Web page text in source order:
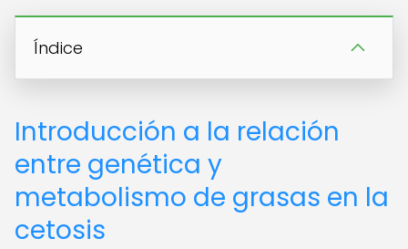
Índice
Introducción a la relación
entre genética y
metabolismo de grasas en la
cetosis